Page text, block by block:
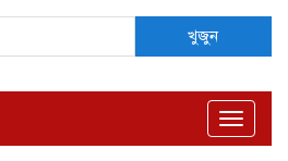
খুজুন
Toggle